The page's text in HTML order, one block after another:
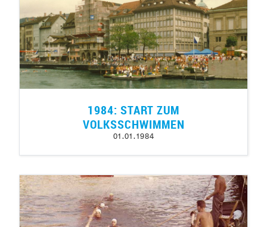
1984: START ZUM
VOLKSSCHWIMMEN
01.01.1984